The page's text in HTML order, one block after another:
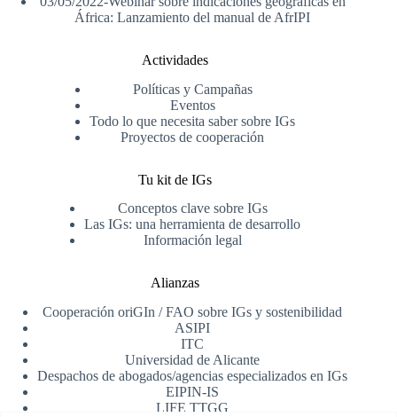
África: Lanzamiento del manual de AfrIPI
Actividades
Políticas y Campañas
Eventos
Todo lo que necesita saber sobre IGs
Proyectos de cooperación
Tu kit de IGs
Conceptos clave sobre IGs
Las IGs: una herramienta de desarrollo
Información legal
Alianzas
Cooperación oriGIn / FAO sobre IGs y sostenibilidad
ASIPI
ITC
Universidad de Alicante
Despachos de abogados/agencias especializados en IGs
EIPIN-IS
LIFE TTGG